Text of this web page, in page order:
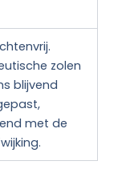
zolen
blijvend
met de